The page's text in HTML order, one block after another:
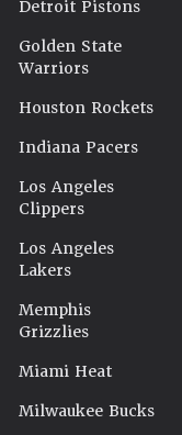
Detroit Pistons
Golden State
Warriors
Houston Rockets
Indiana Pacers
Los Angeles
Clippers
Los Angeles
Lakers
Memphis
Grizzlies
Miami Heat
Milwaukee Bucks